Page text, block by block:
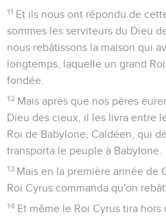
11 Et ils nous ont répondu de
sommes les serviteurs du Dieu
nous rebâtissons la maison qui
longtemps, laquelle un grand
fondée.
12 Mais après que nos pères
Dieu des cieux, il les livra entre
Roi de Babylone, Caldéen, qui
transporta le peuple à Babylone.
13 Mais en la première année de
Roi Cyrus commanda qu'on
14 Et même le Roi Cyrus tira